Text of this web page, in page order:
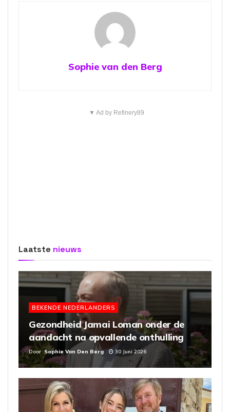
Sophie van den Berg
▼ Ad by Refinery89
Laatste nieuws
BEKENDE NEDERLANDERS
Gezondheid Jamai Loman onder de
aandacht na opvallende onthulling
Door Sophie Van Den Berg 30 Juni 2026